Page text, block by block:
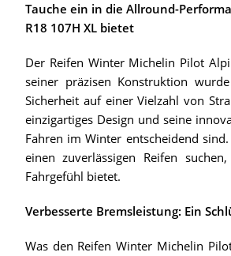
Tauche ein in die Allround-
R18 107H XL bietet
Der Reifen Winter Michelin Pilot
seiner präzisen Konstruktion
Sicherheit auf einer Vielzahl von
einzigartiges Design und seine
Fahren im Winter entscheidend
einen zuverlässigen Reifen
Fahrgefühl bietet.
Verbesserte Bremsleistung: Ein
Was den Reifen Winter Michelin